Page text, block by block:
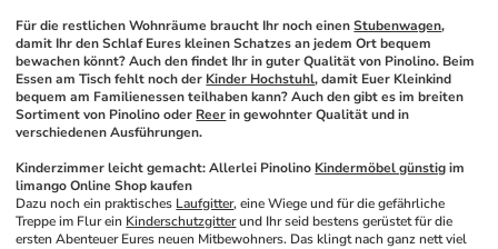
Für die restlichen Wohnräume braucht Ihr noch einen Stubenwagen,
damit Ihr den Schlaf Eures kleinen Schatzes an jedem Ort bequem
bewachen könnt? Auch den findet Ihr in guter Qualität von Pinolino. Beim
Essen am Tisch fehlt noch der Kinder Hochstuhl, damit Euer Kleinkind
bequem am Familienessen teilhaben kann? Auch den gibt es im breiten
Sortiment von Pinolino oder Reer in gewohnter Qualität und in
verschiedenen Ausführungen.
Kinderzimmer leicht gemacht: Allerlei Pinolino Kindermöbel günstig im
limango Online Shop kaufen
Dazu noch ein praktisches Laufgitter, eine Wiege und für die gefährliche
Treppe im Flur ein Kinderschutzgitter und Ihr seid bestens gerüstet für die
ersten Abenteuer Eures neuen Mitbewohners. Das klingt nach ganz nett viel